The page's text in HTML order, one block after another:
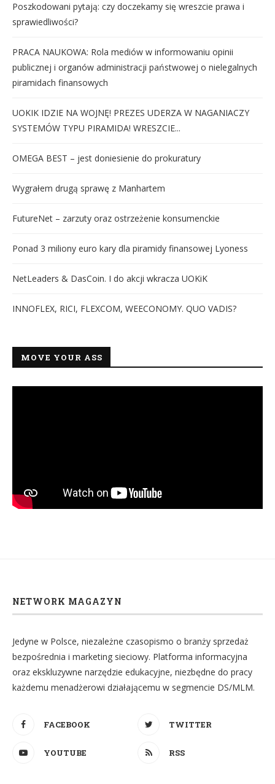
Poszkodowani pytają: czy doczekamy się wreszcie prawa i
sprawiedliwości?
PRACA NAUKOWA: Rola mediów w informowaniu opinii
publicznej i organów administracji państwowej o nielegalnych
piramidach finansowych
UOKIK IDZIE NA WOJNĘ! PREZES UDERZA W NAGANIACZY
SYSTEMÓW TYPU PIRAMIDA! WRESZCIE...
OMEGA BEST – jest doniesienie do prokuratury
Wygrałem drugą sprawę z Manhartem
FutureNet – zarzuty oraz ostrzeżenie konsumenckie
Ponad 3 miliony euro kary dla piramidy finansowej Lyoness
NetLeaders & DasCoin. I do akcji wkracza UOKiK
INNOFLEX, RICI, FLEXCOM, WEECONOMY. QUO VADIS?
MOVE YOUR ASS
NETWORK MAGAZYN
Jedyne w Polsce, niezależne czasopismo o branży sprzedaż
bezpośrednia i marketing sieciowy. Platforma informacyjna
oraz ekskluzywne narzędzie edukacyjne, niezbędne do pracy
każdemu menadżerowi działającemu w segmencie DS/MLM.
FACEBOOK TWITTER
YOUTUBE RSS